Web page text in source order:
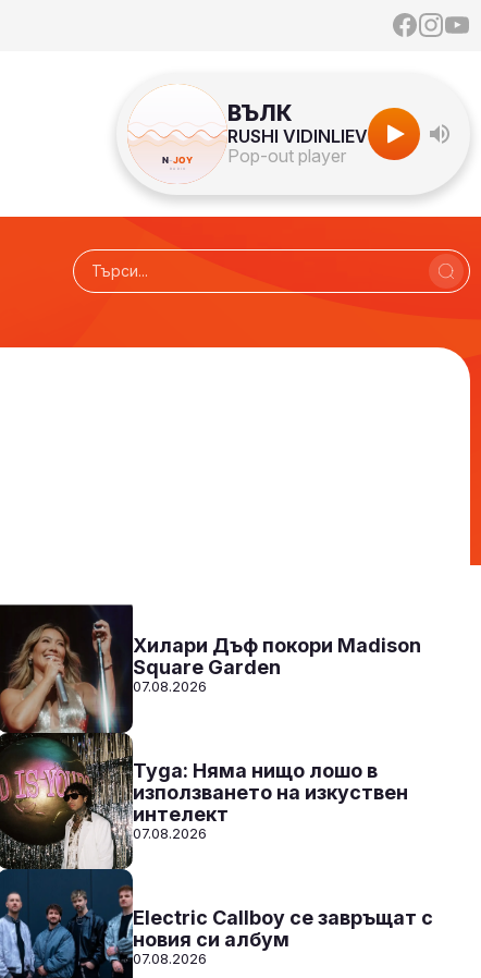
ВЪЛК
RUSHI VIDINLIEV
Pop-out player
СЛУШАЙ
Хилари Дъф покори Madison
Square Garden
07.08.2026
Tyga: Няма нищо лошо в
използването на изкуствен
интелект
07.08.2026
Electric Callboy се завръщат с
новия си албум
07.08.2026